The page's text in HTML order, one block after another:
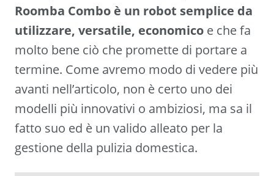
Roomba Combo è un robot semplice da
utilizzare, versatile, economico e che fa
molto bene ciò che promette di portare a
termine. Come avremo modo di vedere più
avanti nell’articolo, non è certo uno dei
modelli più innovativi o ambiziosi, ma sa il
fatto suo ed è un valido alleato per la
gestione della pulizia domestica.